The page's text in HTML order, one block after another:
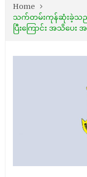
Home
သက်တမ်းကုန်ဆုံးခဲ့သည့်
ပြီးကြောင်း အသိပေး အ